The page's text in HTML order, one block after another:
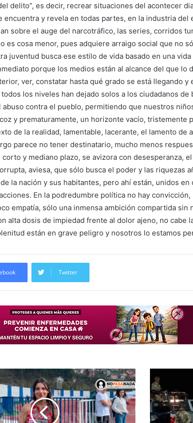
delito”, es decir, recrear situaciones del acontecer
encuentra y revela en todas partes, en la industria del
sobre el auge del narcotráfico, las series, corridos
es cosa menor, pues adquiere arraigo social que no
juventud busca ese estilo de vida basado en una
porque los medios están al alcance del que lo
ver, constatar hasta qué grado se está llegando
los niveles han dejado solos a los ciudadanos
contra el pueblo, permitiendo que nuestros
y prematuramente, un horizonte vacío, tristemente
de la realidad, lamentable, lacerante, el lamento de
parece no tener destinatario, mucho menos
y mediano plazo, se avizora con desesperanza,
aviesa, que sólo busca el poder y las riquezas
la nación y sus habitantes, pero ahí están, unidos
En la podredumbre política no hay
empatía, sólo una inmensa ambición compartida sin
alta dosis de impiedad frente al dolor ajeno, no cabe
están en grave peligro y nosotros lo estamos
Twitter